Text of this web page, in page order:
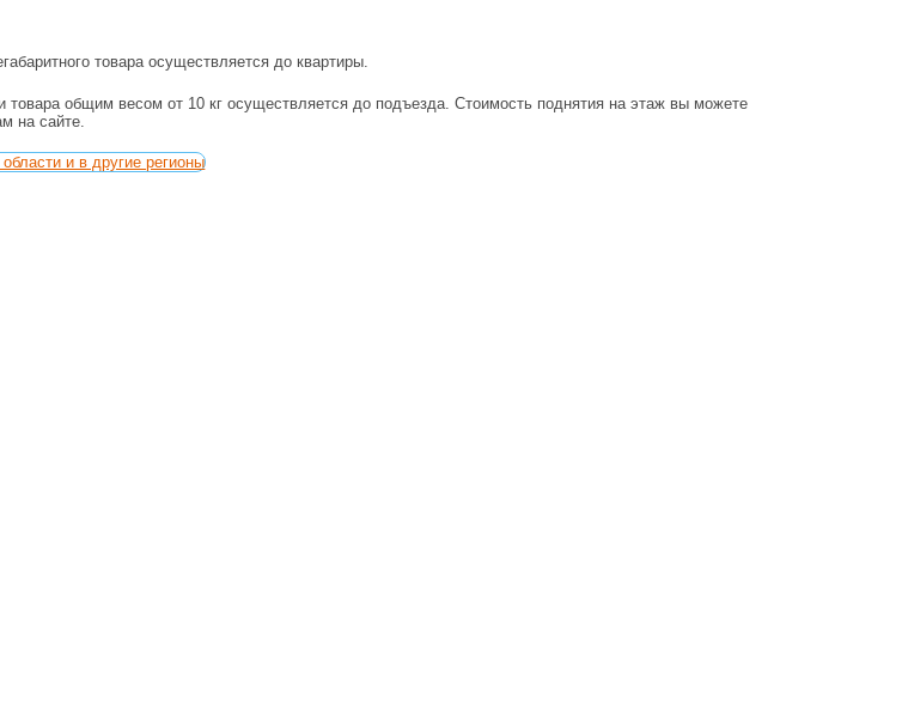
товара осуществляется до квартиры.
и товара общим весом от 10 кг осуществляется до подъезда. Стоимость поднятия на этаж вы можете
на сайте.
и в другие регионы